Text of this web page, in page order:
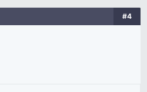
#4